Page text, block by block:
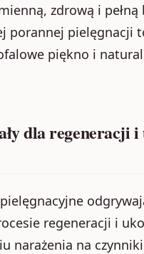
zdrową i pełną
porannej pielęgnacji
piękno i
dla regeneracji
regeneracji i
narażenia na czynniki